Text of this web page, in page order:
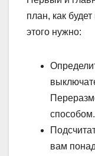
план, как
этого нужно:
способом.
вам